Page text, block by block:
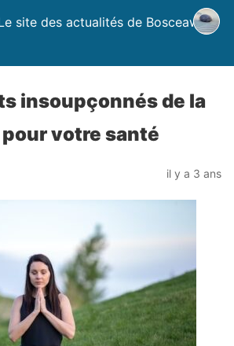
site des actualités de Bosceawy
insoupçonnés de la
votre santé
il y a 3 ans